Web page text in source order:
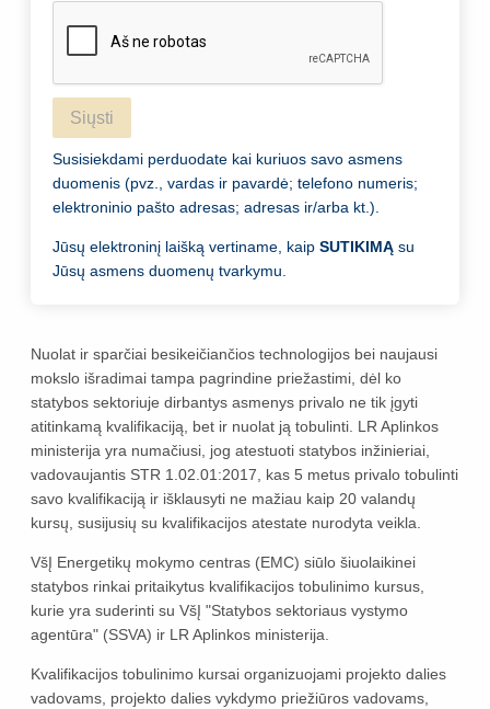
Siųsti
Susisiekdami perduodate kai kuriuos savo asmens
duomenis (pvz., vardas ir pavardė; telefono numeris;
elektroninio pašto adresas; adresas ir/arba kt.).
Jūsų elektroninį laišką vertiname, kaip SUTIKIMĄ su
Jūsų asmens duomenų tvarkymu.
Nuolat ir sparčiai besikeičiančios technologijos bei naujausi
mokslo išradimai tampa pagrindine priežastimi, dėl ko
statybos sektoriuje dirbantys asmenys privalo ne tik įgyti
atitinkamą kvalifikaciją, bet ir nuolat ją tobulinti. LR Aplinkos
ministerija yra numačiusi, jog atestuoti statybos inžinieriai,
vadovaujantis STR 1.02.01:2017, kas 5 metus privalo tobulinti
savo kvalifikaciją ir išklausyti ne mažiau kaip 20 valandų
kursų, susijusių su kvalifikacijos atestate nurodyta veikla.
VšĮ Energetikų mokymo centras (EMC) siūlo šiuolaikinei
statybos rinkai pritaikytus kvalifikacijos tobulinimo kursus,
kurie yra suderinti su VšĮ "Statybos sektoriaus vystymo
agentūra" (SSVA) ir LR Aplinkos ministerija.
Kvalifikacijos tobulinimo kursai organizuojami projekto dalies
vadovams, projekto dalies vykdymo priežiūros vadovams,